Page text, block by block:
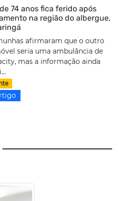
74 anos fica ferido após
na região do albergue,
afirmaram que o outro
seria uma ambulância de
mas a informação ainda